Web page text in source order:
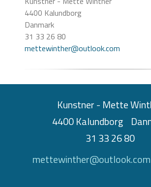
4400 Kalundborg
Danmark
31 33 26 80
mettewinther@outlook.com
Kunstner - Mette
4400 Kalundborg
31 33 26 80
mettewinther@outlook.com